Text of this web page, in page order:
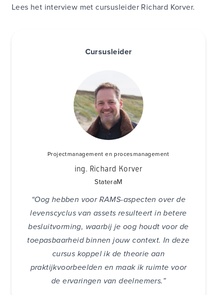
Lees het interview met cursusleider Richard Korver.
Cursusleider
Projectmanagement en procesmanagement
ing. Richard Korver
StateraM
“Oog hebben voorRAMS-aspecten over de
levenscyclus van assets resulteert in betere
besluitvorming, waarbij je oog houdt voor de
toepasbaarheid binnen jouw context. In deze
cursus koppel ik de theorie aan
praktijkvoorbeelden en maak ik ruimte voor
de ervaringen van deelnemers.”